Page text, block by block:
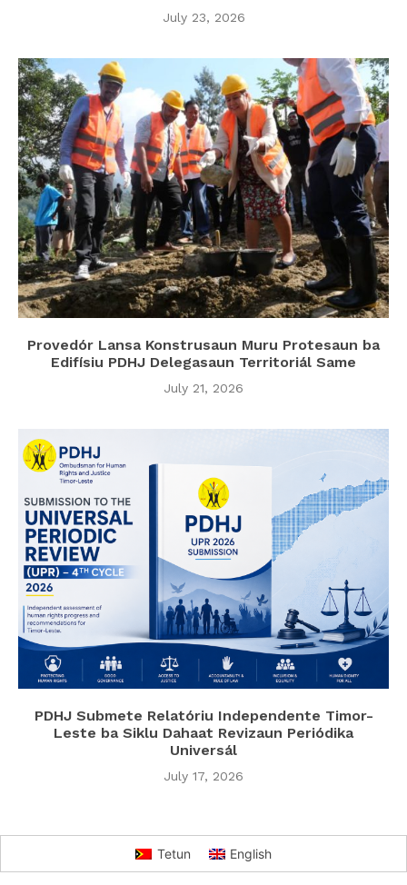
July 23, 2026
Provedór Lansa Konstrusaun Muru Protesaun ba
Edifísiu PDHJ Delegasaun Territoriál Same
July 21, 2026
PDHJ Submete Relatóriu Independente Timor-
Leste ba Siklu Dahaat Revizaun Periódika
Universál
July 17, 2026
Tetun English